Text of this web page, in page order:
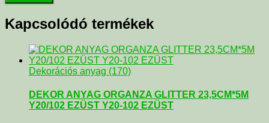
Kapcsolódó termékek
Dekorációs anyag (170)
DEKOR ANYAG ORGANZA GLITTER 23,5CM*5M
Y20/102 EZÜST Y20-102 EZÜST